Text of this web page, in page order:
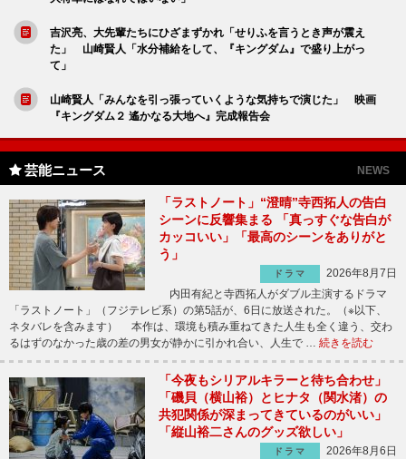
吉沢亮、大先輩たちにひざまずかれ「せりふを言うとき声が震え
た」 山崎賢人「水分補給をして、『キングダム』で盛り上がっ
て」
山崎賢人「みんなを引っ張っていくような気持ちで演じた」 映画
『キングダム２ 遙かなる大地へ』完成報告会
芸能ニュース NEWS
「ラストノート」“澄晴”寺西拓人の告白
シーンに反響集まる 「真っすぐな告白が
カッコいい」「最高のシーンをありがと
う」
ドラマ
2026年8月7日
内田有紀と寺西拓人がダブル主演するドラマ
「ラストノート」（フジテレビ系）の第5話が、6日に放送された。（※以下、
ネタバレを含みます） 本作は、環境も積み重ねてきた人生も全く違う、交わ
るはずのなかった歳の差の男女が静かに引かれ合い、人生で … 続きを読む
「今夜もシリアルキラーと待ち合わせ」
「磯貝（横山裕）とヒナタ（関水渚）の
共犯関係が深まってきているのがいい」
「縦山裕二さんのグッズ欲しい」
ドラマ
2026年8月6日